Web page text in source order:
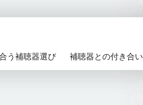
う補聴器選び 補聴器との付き合い